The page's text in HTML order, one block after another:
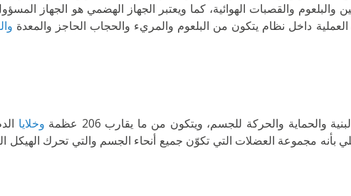
والقصبات الهوائية، كما ويعتبر الجهاز الهضمي هو الجهاز
داخل نظام يتكون من البلعوم والمريء والحجاب الحاجز والمعدة
والحركة للجسم، ويتكون من ما يقارب 206 عظمة وخلايا
بأنه مجموعة العضلات التي تكوّن جميع أنحاء الجسم والتي تحرك